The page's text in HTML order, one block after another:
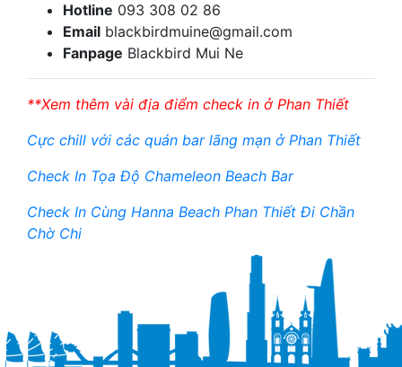
Hotline 093 308 02 86
Email blackbirdmuine@gmail.com
Fanpage Blackbird Mui Ne
**Xem thêm vài địa điểm check in ở Phan Thiết
Cực chill với các quán bar lãng mạn ở Phan Thiết
Check In Tọa Độ Chameleon Beach Bar
Check In Cùng Hanna Beach Phan Thiết Đi Chần
Chờ Chi